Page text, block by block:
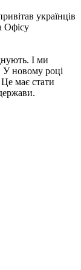
українців
Офісу
І ми
У новому році
має стати